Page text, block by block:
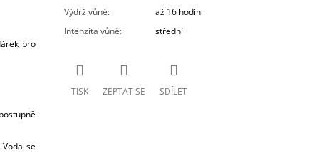
pro
se
Výdrž vůně:
až 16 hodin
Intenzita vůně: střední
TISK ZEPTAT SE SDÍLET